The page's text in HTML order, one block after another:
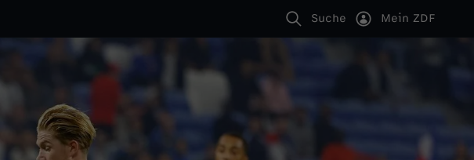
Suche Mein ZDF